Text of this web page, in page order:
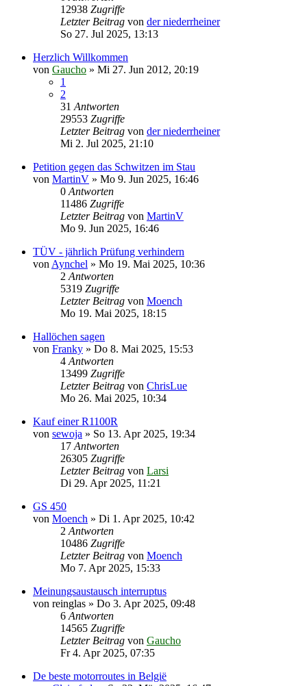
12938 Zugriffe
Letzter Beitrag von der niederrheiner
So 27. Jul 2025, 13:13
Herzlich Willkommen
von Gaucho » Mi 27. Jun 2012, 20:19
1
2
31 Antworten
29553 Zugriffe
Letzter Beitrag von der niederrheiner
Mi 2. Jul 2025, 21:10
Petition gegen das Schwitzen im Stau
von MartinV » Mo 9. Jun 2025, 16:46
0 Antworten
11486 Zugriffe
Letzter Beitrag von MartinV
Mo 9. Jun 2025, 16:46
TÜV - jährlich Prüfung verhindern
von Aynchel » Mo 19. Mai 2025, 10:36
2 Antworten
5319 Zugriffe
Letzter Beitrag von Moench
Mo 19. Mai 2025, 18:15
Hallöchen sagen
von Franky » Do 8. Mai 2025, 15:53
4 Antworten
13499 Zugriffe
Letzter Beitrag von ChrisLue
Mo 26. Mai 2025, 10:34
Kauf einer R1100R
von sewoja » So 13. Apr 2025, 19:34
17 Antworten
26305 Zugriffe
Letzter Beitrag von Larsi
Di 29. Apr 2025, 11:21
GS 450
von Moench » Di 1. Apr 2025, 10:42
2 Antworten
10486 Zugriffe
Letzter Beitrag von Moench
Mo 7. Apr 2025, 15:33
Meinungsaustausch interruptus
von reinglas » Do 3. Apr 2025, 09:48
6 Antworten
14565 Zugriffe
Letzter Beitrag von Gaucho
Fr 4. Apr 2025, 07:35
De beste motorroutes in België